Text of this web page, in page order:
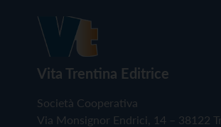
Vita Trentina Editrice
Società Cooperativa
Via Monsignor Endrici, 14 – 38122